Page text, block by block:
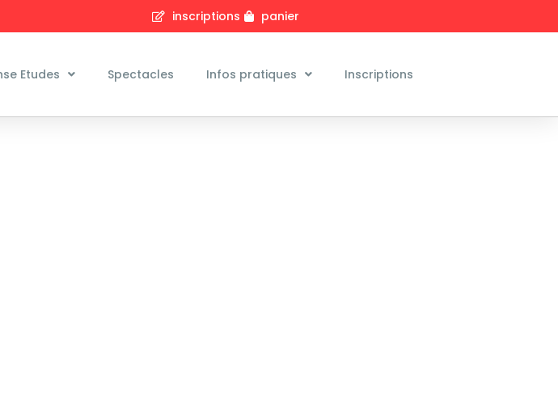
inscriptions panier
Etudes Spectacles Infos pratiques Inscriptions